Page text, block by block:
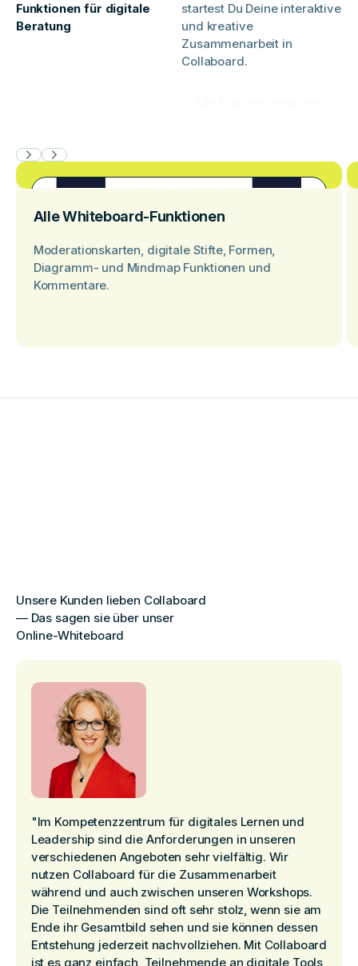
Funktionen für digitale
Beratung
startest Du Deine interaktive
und kreative
Zusammenarbeit in
Collaboard.
Alle Whiteboard-Funktionen
Moderationskarten, digitale Stifte, Formen,
Diagramm- und Mindmap Funktionen und
Kommentare.
Unsere Kunden lieben Collaboard
— Das sagen sie über unser
Online-Whiteboard
"Im Kompetenzzentrum für digitales Lernen und
Leadership sind die Anforderungen in unseren
verschiedenen Angeboten sehr vielfältig. Wir
nutzen Collaboard für die Zusammenarbeit
während und auch zwischen unseren Workshops.
Die Teilnehmenden sind oft sehr stolz, wenn sie am
Ende ihr Gesamtbild sehen und sie können dessen
Entstehung jederzeit nachvollziehen. Mit Collaboard
ist es ganz einfach, Teilnehmende an digitale Tools